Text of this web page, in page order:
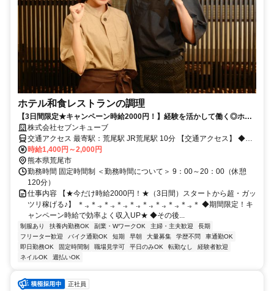
ホテル和食レストランの調理
【3日間限定★キャンペーン時給2000円！】経験を活かして働く◎ホテ
ル内和食調理スタッフ！
株式会社セブンキューブ
交通アクセス 最寄駅：荒尾駅 JR荒尾駅 10分 【交通アクセス】 ◆車
通勤（アクセス良好！） 九州道「南関IC」・国道208号・有明海沿岸
道路すぐ！ 荒尾市内から約5〜10分、大牟田市から約10〜15分、玉
名市・長洲町・南関町から約15〜25分 ◆電車 JR鹿児島本線「荒尾
駅」より車8分／JR・西鉄「大牟田駅」より車15分
時給1,400円～2,000円
熊本県荒尾市
勤務時間 固定時間制 ＜勤務時間について＞ 9：00～20：00（休憩
120分）
仕事内容 【★今だけ時給2000円！★（3日間）スタートから超・ガッ
ツリ稼げる♪】 ＊.｡＊.｡＊.｡＊.｡＊.｡＊.｡＊.｡＊.｡＊.｡＊ ◆期間限定！キ
ャンペーン時給で効率よく収入UP★ ◆その後...
制服あり 扶養内勤務OK 副業・WワークOK 主婦・主夫歓迎
長期
フリーター歓迎
バイク通勤OK 短期 早朝 大量募集 学歴不問
車通勤OK
即日勤務OK
固定時間制 職場見学可 平日のみOK 転勤なし
経験者歓迎
ネイルOK
週払いOK
正社員